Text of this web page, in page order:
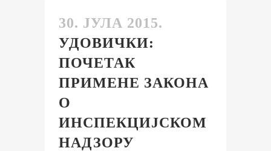
30. ЈУЛА 2015.
УДОВИЧКИ:
ПОЧЕТАК
ПРИМЕНЕ ЗАКОНА
О
ИНСПЕКЦИЈСКОМ
НАДЗОРУ